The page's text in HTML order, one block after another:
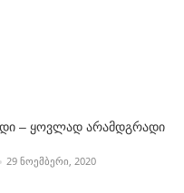
– ყოვლად არამდგრადი
29 ᲜᲝᲔᲛᲑᲔᲠᲘ, 2020